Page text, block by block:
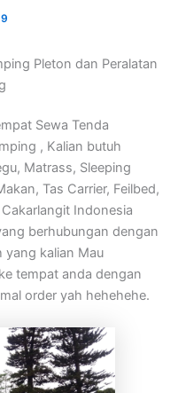
Pleton dan Peralatan
Sewa Tenda
, Kalian butuh
Matrass, Sleeping
Tas Carrier, Feilbed,
Indonesia
berhubungan dengan
yang kalian Mau
tempat anda dengan
order yah hehehehe.